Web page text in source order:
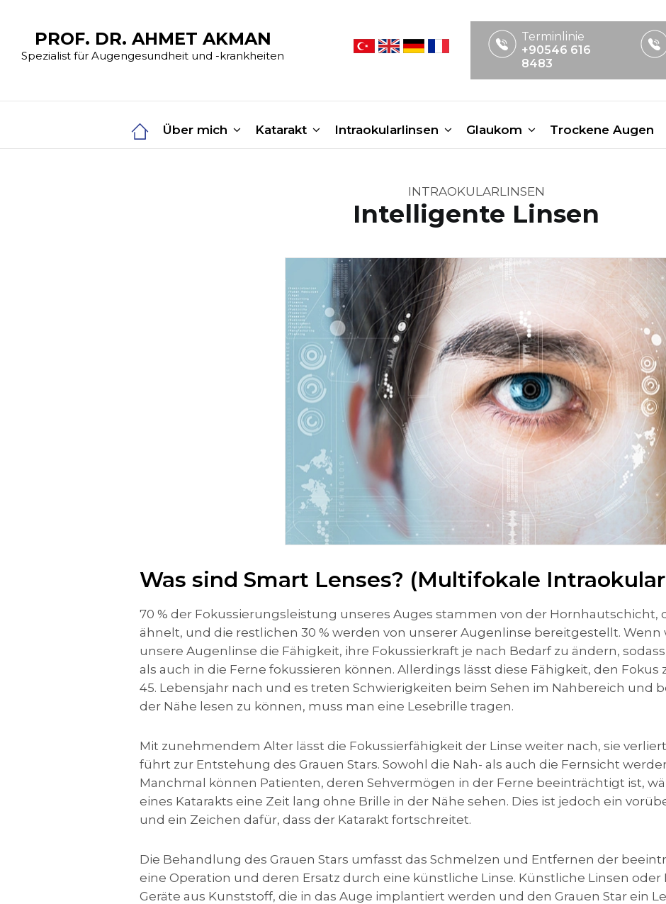
PROF. DR. AHMET AKMAN
Spezialist für Augengesundheit und -krankheiten
Terminlinie
+90546 616
8483
Über mich Katarakt Intraokularlinsen Glaukom Trockene Augen
INTRAOKULARLINSEN
Intelligente Linsen
Was sind Smart Lenses? (Multifokale
70 % der Fokussierungsleistung unseres Auges stammen von der Hornhautschicht,
ähnelt, und die restlichen 30 % werden von unserer Augenlinse bereitgestellt. Wenn
unsere Augenlinse die Fähigkeit, ihre Fokussierkraft je nach Bedarf zu ändern,
als auch in die Ferne fokussieren können. Allerdings lässt diese Fähigkeit, den Fokus
45. Lebensjahr nach und es treten Schwierigkeiten beim Sehen im Nahbereich und
der Nähe lesen zu können, muss man eine Lesebrille tragen.
Mit zunehmendem Alter lässt die Fokussierfähigkeit der Linse weiter nach, sie
führt zur Entstehung des Grauen Stars. Sowohl die Nah- als auch die Fernsicht
Manchmal können Patienten, deren Sehvermögen in der Ferne beeinträchtigt ist,
eines Katarakts eine Zeit lang ohne Brille in der Nähe sehen. Dies ist jedoch ein
und ein Zeichen dafür, dass der Katarakt fortschreitet.
Die Behandlung des Grauen Stars umfasst das Schmelzen und Entfernen der
eine Operation und deren Ersatz durch eine künstliche Linse. Künstliche Linsen
Geräte aus Kunststoff, die in das Auge implantiert werden und den Grauen Star ein